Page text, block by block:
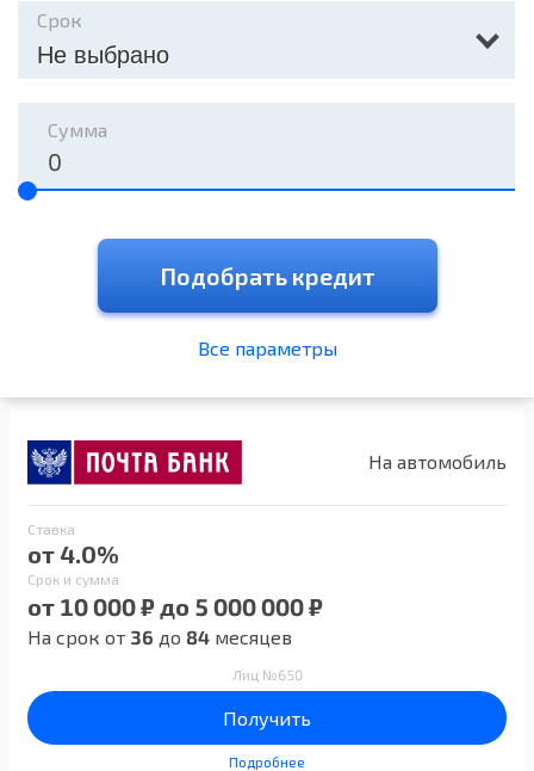
Срок
Не выбрано
Сумма
Подобрать кредит
Все параметры
На автомобиль
Ставка
от 4.0%
Срок и сумма
от 10 000 ₽ до 5 000 000 ₽
На срок от 36 до 84 месяцев
Лиц №650
Получить
Подробнее